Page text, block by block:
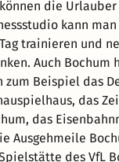
die
kann
trainieren und
Auch Bochum
zum Beispiel das
das
das
Ausgehmeile
des VfL